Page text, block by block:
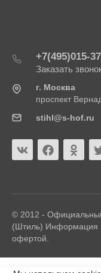
+7(495)015-
Заказать
г. Москва
проспект
stihl@s-hof.ru
© 2012 -
(Штиль) Информация
офертой.